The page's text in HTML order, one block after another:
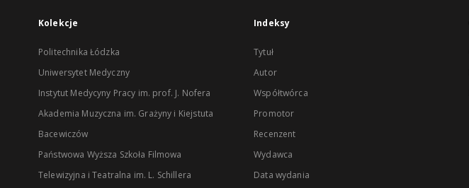
Kolekcje
Politechnika Łódzka
Uniwersytet Medyczny
Instytut Medycyny Pracy im. prof. J. Nofera
Akademia Muzyczna im. Grażyny i Kiejstuta
Bacewiczów
Państwowa Wyższa Szkoła Filmowa
Telewizyjna i Teatralna im. L. Schillera
Indeksy
Tytuł
Autor
Współtwórca
Promotor
Recenzent
Wydawca
Data wydania